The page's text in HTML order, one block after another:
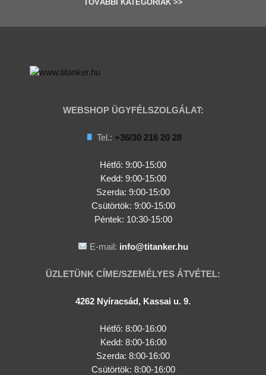
TOVÁBBI
KATEGÓRI ÁK >>
WEBSHOP ÜGYFÉLSZOLGÁLAT:
Tel.: +36/30 216 20 28
Hétfő: 9:00-15:00
Kedd: 9:00-15:00
Szerda: 9:00-15:00
Csütörtök: 9:00-15:00
Péntek: 10:30-15:00
E-mail: info@titanker.hu
ÜZLETÜNK CÍME/SZEMÉLYES ÁTVÉTEL:
4262 Nyíracsád, Kassai u. 9.
Hétfő: 8:00-16:00
Kedd: 8:00-16:00
Szerda: 8:00-16:00
Csütörtök: 8:00-16:00